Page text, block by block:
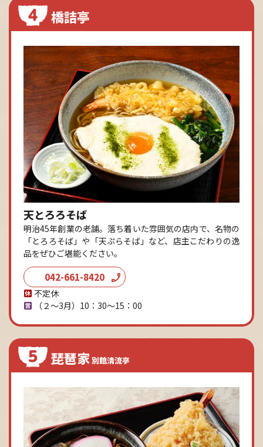
橋詰亭
天とろろそば
明治45年創業の老舗。落ち着いた雰囲気の店内で、名物の
「とろろそば」や「天ぷらそば」など、店主こだわりの逸
品をぜひご堪能ください。
042-661-8420
不定休
（２〜3月）10：30～15：00
琵琶家別館清流亭